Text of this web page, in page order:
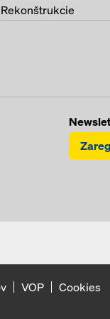
Rekonštrukcie
VOP
Cookies